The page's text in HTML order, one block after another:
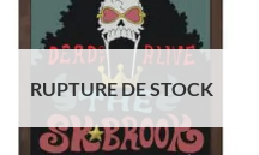
RUPTURE DE STOCK